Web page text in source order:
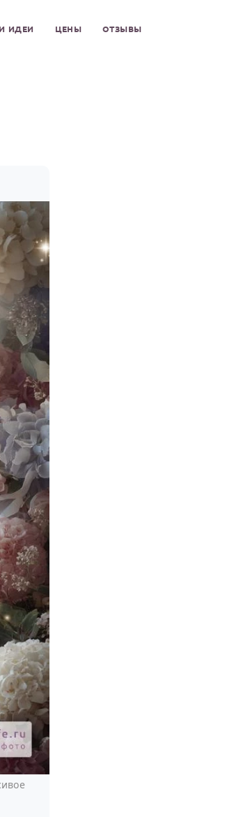
ИДЕИ ЦЕНЫ ОТЗЫВЫ